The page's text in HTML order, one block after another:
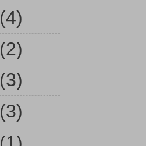
(4)
(2)
(3)
(3)